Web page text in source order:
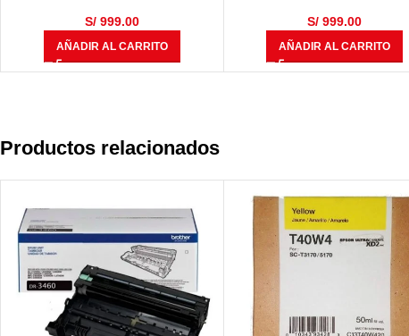
S/999.00
AÑADIR AL CARRITO
S/ 999.00
AÑADIR AL CARRITO
Productos relacionados